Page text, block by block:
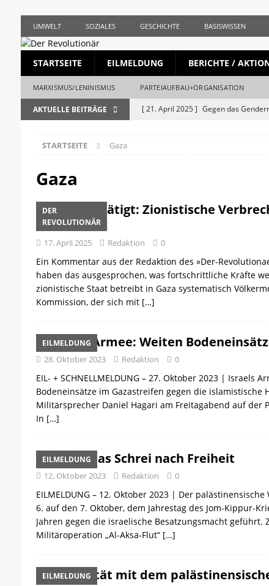
UMWELT SOZIALES GESCHICHTE BASISWISSEN
STARTSEITE EILMELDUNG BERICHTE /
MARXISMUS/LENINISMUS PARTEIAUFBAU+ORGANISATION
AKTUELLE BEITRÄGE [ 21. April 2025 ] Gegen das
[ 19. Mai 2026 ] Stalingrad – Der
1956, Ungarn
[ 21. April 2026 ] DER 8. PARTEITAG
[ 14. April 2026 ]
[ 7. April 2026 ] Der Preis der
[ 6. April 2026 ]
Klassenkampf von
STARTSEITE Gaza
Gaza
DER
REVOLUTIONÄR
UNO bestätigt: Zionistische
Völkermord
17. April 2025 Redaktion 0
Ein Kommentar aus der Redaktion des »Der-
haben das ausgesprochen, was fortschrittliche Kräfte
zionistische Staat betreibt in Gaza systematisch
Kommission, der sich mit […]
EILMELDUNG
Israels Armee: Weiten
28. Oktober 2023 Redaktion 0
EIL- + SCHNELLMELDUNG – 27. Oktober 2023 | Israels
Bodeneinsätze im Gazastreifen gegen die islamistische
Militärsprecher Daniel Hagari am Freitagabend auf der
In […]
EILMELDUNG
Palästinas Schrei nach Freiheit
12. Oktober 2023 Redaktion 0
EILMELDUNG – 12. Oktober 2023 | Der
6. auf den 7. Oktober, dem Jahrestag des Jom-Kippur-
Jahren gegen die israelische Besatzungsmacht geführt.
Militäroperation „Al-Aksa-Flut“ […]
EILMELDUNG
Solidarität mit dem